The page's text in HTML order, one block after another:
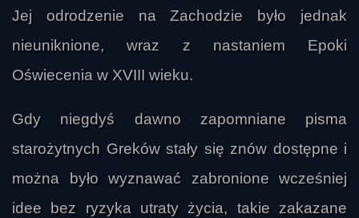
Jej odrodzenie na Zachodzie było jednak
nieuniknione, wraz z nastaniem Epoki
Oświecenia w XVIII wieku.
Gdy niegdyś dawno zapomniane pisma
starożytnych Greków stały się znów dostępne i
można było wyznawać zabronione wcześniej
idee bez ryzyka utraty życia, takie zakazane